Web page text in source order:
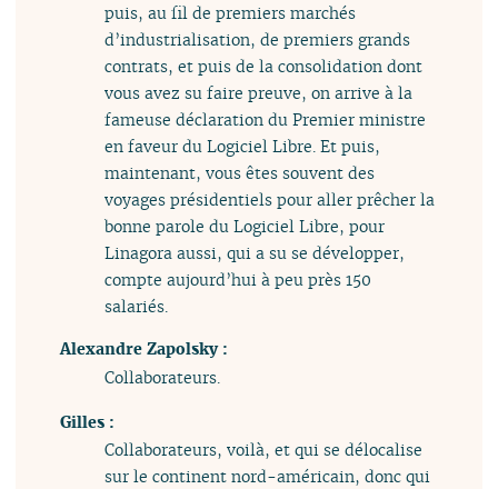
puis, au fil de premiers marchés
d’industrialisation, de premiers grands
contrats, et puis de la consolidation dont
vous avez su faire preuve, on arrive à la
fameuse déclaration du Premier ministre
en faveur du Logiciel Libre. Et puis,
maintenant, vous êtes souvent des
voyages présidentiels pour aller prêcher la
bonne parole du Logiciel Libre, pour
Linagora aussi, qui a su se développer,
compte aujourd’hui à peu près 150
salariés.
Alexandre Zapolsky :
Collaborateurs.
Gilles :
Collaborateurs, voilà, et qui se délocalise
sur le continent nord-américain, donc qui